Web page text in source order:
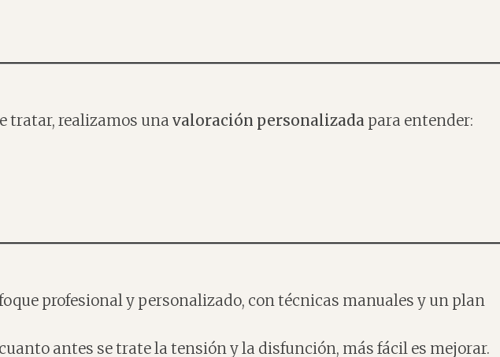
tratar, realizamos una valoración personalizada para entender:
profesional y personalizado, con técnicas manuales y un plan
antes se trate la tensión y la disfunción, más fácil es mejorar.